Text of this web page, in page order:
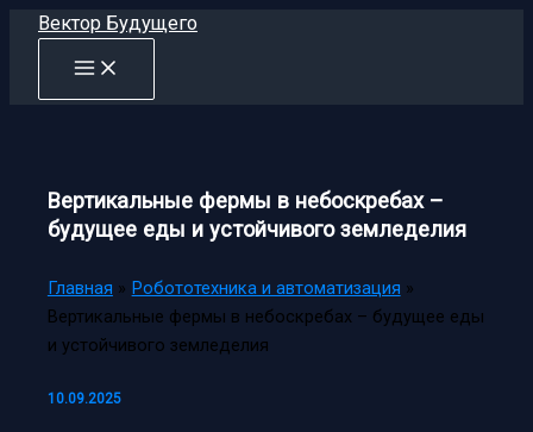
Перейти
содержимому
Вектор Будущего
Вертикальные фермы в небоскребах –
будущее еды и устойчивого земледелия
Главная
Робототехника и автоматизация
Вертикальные фермы в небоскребах – будущее еды
и устойчивого земледелия
10.09.2025